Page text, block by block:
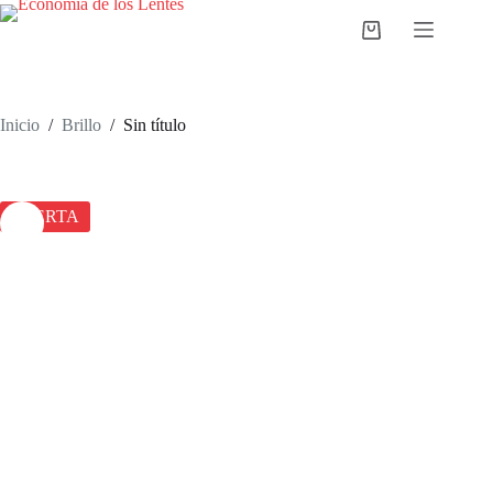
Saltar
al
Carro
Inicio / Brillo / Sin título
OFERTA